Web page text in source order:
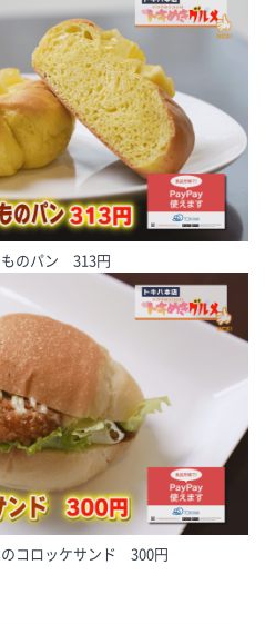
ものパン 313円
のコロッケサンド 300円